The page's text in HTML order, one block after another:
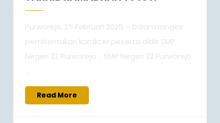
Purworejo, 25 Februari 2025 – Dalam rangka
pembentukan karakter peserta didik SMP
Negeri 22 Purworejo , SMP Negeri 22 Purworejo
...
Read More
More